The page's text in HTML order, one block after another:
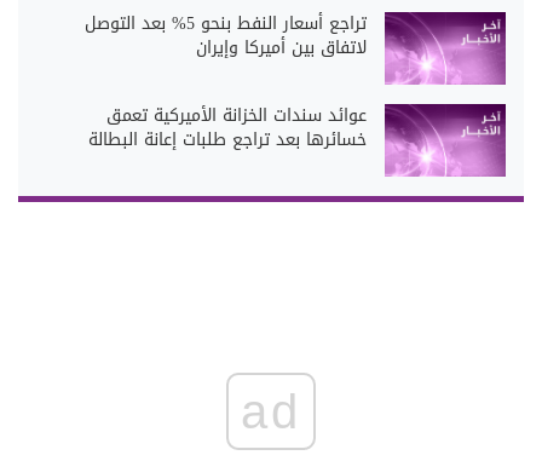
تراجع أسعار النفط بنحو 5% بعد التوصل
لاتفاق بين أميركا وإيران
عوائد سندات الخزانة الأميركية تعمق
خسائرها بعد تراجع طلبات إعانة البطالة
ad